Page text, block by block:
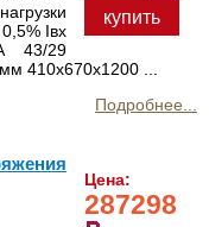
купить
Iвх
43/29
410x670x1200 ...
Подробнее...
Цена:
287298